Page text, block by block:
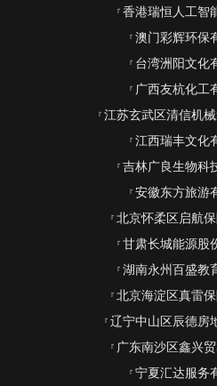
香港瑞恒人工智
澳门彩辉环保
台湾洲阳文化
广西友杭化工
江苏玄武区清信机
江西瑞丰文化
吉林广良生物科
安徽东方旅游
北京怀柔区启航
甘肃长城能源股
湖南永州百盛教
北京海淀区真雷
辽宁中山区辰德房
广东南沙区鑫兴
宁夏汇达服务